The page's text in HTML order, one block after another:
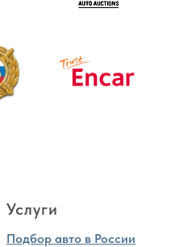
Услуги
Подбор авто в России